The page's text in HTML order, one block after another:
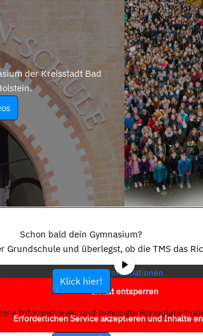
der Kreisstadt Bad
Inhalt zuzugreifen, klicken Sie auf die
Bitte beachten Sie, dass dabei Daten an Drittanbieter
werden.
Mehr Informationen
Inhalt entsperren
Erforderlichen Service akzeptieren und Inhalte
Schon bald dein Gymnasium?
Grundschule und überlegst, ob die TMS das
Klick hier!
Informationen und benötigte Formulare